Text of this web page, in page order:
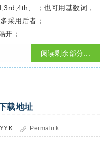
；也可用基数词，
采用后者；
开；
阅读剩余部分...
载地址
YY.K Permalink